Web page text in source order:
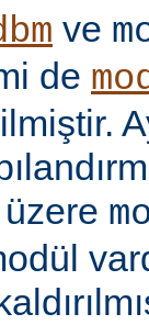
ve
de